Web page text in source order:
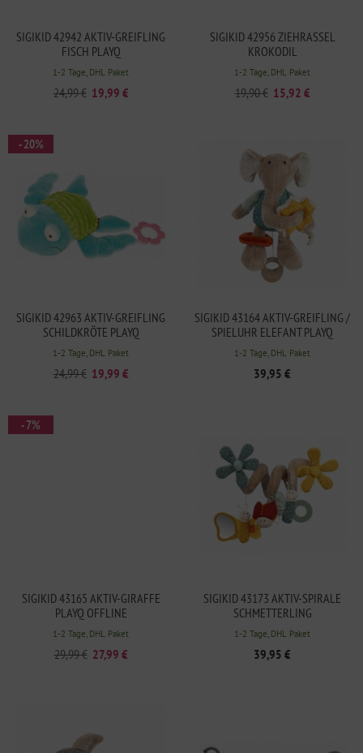
SIGIKID 42942 AKTIV-GREIFLING
FISCH PLAYQ
1-2 Tage, DHL Paket
24,99 € 19,99 €
SIGIKID 42956 ZIEHRASSEL
KROKODIL
1-2 Tage, DHL Paket
19,90 € 15,92 €
SIGIKID 42963 AKTIV-GREIFLING
SCHILDKRÖTE PLAYQ
1-2 Tage, DHL Paket
24,99 € 19,99 €
- 20%
SIGIKID 43164 AKTIV-GREIFLING /
SPIELUHR ELEFANT PLAYQ
1-2 Tage, DHL Paket
39,95 €
SIGIKID 43165 AKTIV-GIRAFFE
PLAYQ OFFLINE
1-2 Tage, DHL Paket
29,99 € 27,99 €
- 7%
SIGIKID 43173 AKTIV-SPIRALE
SCHMETTERLING
1-2 Tage, DHL Paket
39,95 €